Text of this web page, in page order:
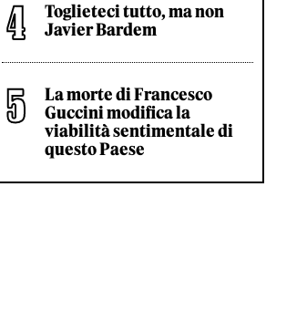
Toglieteci tutto, ma non
Javier Bardem
La morte di Francesco
Guccini modifica la
viabilità sentimentale di
questo Paese